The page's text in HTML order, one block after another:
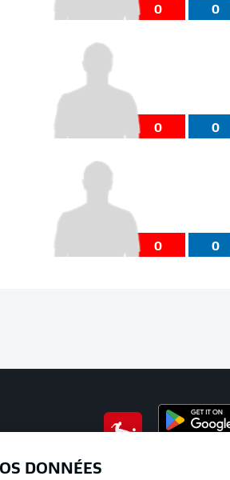
0 0
0 0
0 0
DONNÉES